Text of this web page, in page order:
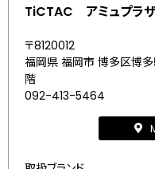
TiCTAC アミュプラ
〒8120012
福岡県 福岡市 博多区博
階
092-413-5464